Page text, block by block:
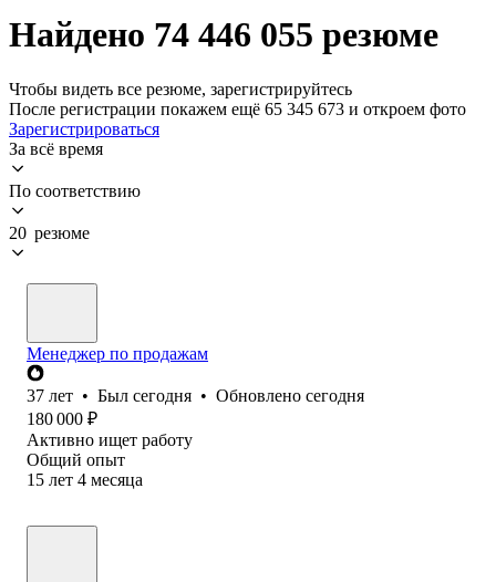
Найдено 74 446 055 резюме
Чтобы видеть все резюме, зарегистрируйтесь
После регистрации покажем ещё 65 345 673 и откроем фото
Зарегистрироваться
За всё время
По соответствию
20 резюме
Менеджер по продажам
37 лет • Был сегодня • Обновлено сегодня
180 000 ₽
Активно ищет работу
Общий опыт
15 лет 4 месяца